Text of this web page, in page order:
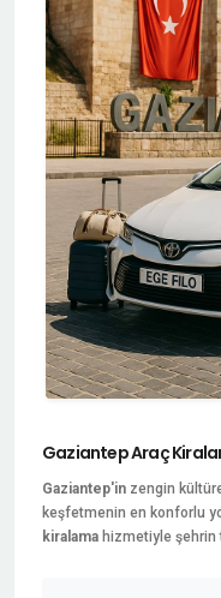
Gaziantep Araç
Gaziantep'in zengin
keşfetmenin en konforlu
kiralama hizmetiyle şehrin